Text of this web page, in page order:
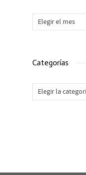
Archivos
Categorías
Categorías